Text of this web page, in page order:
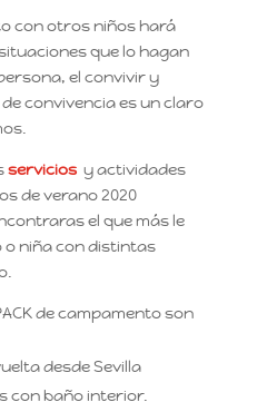
con otros niños hará
que lo hagan
el convivir y
convivencia es un claro
servicios y actividades
de verano 2020
el que más le
niña con distintas
de campamento son
desde Sevilla
con baño interior.